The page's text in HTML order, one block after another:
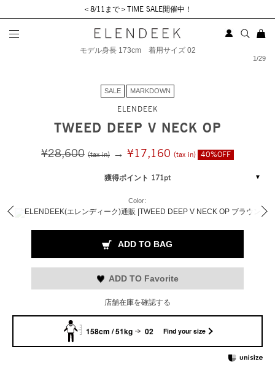
＜8/11まで＞TIME SALE開催中！
1/29
モデル身長 173cm 着用サイズ 02
SALE MARKDOWN
ELENDEEK
TWEED DEEP V NECK OP
¥28,600 (tax in) → ¥17,160 (tax in) 40%OFF
獲得ポイント 171pt
Color:
ADD TO BAG
ADD TO Favorite
店舗在庫を確認する
158cm / 51kg 02 Find your size